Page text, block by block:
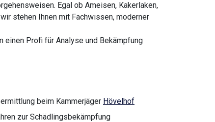
Egal ob Ameisen, Kakerlaken,
stehen Ihnen mit Fachwissen, moderner
einen Profi für Analyse und Bekämpfung
beim Kammerjäger Hövelhof
zur Schädlingsbekämpfung